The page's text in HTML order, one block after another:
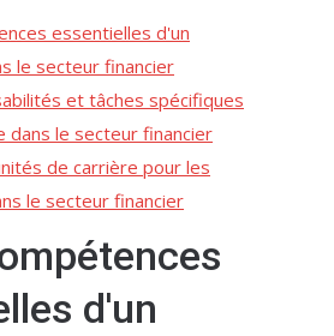
essentielles d'un
le secteur financier
et tâches spécifiques
dans le secteur financier
de carrière pour les
le secteur financier
d'un